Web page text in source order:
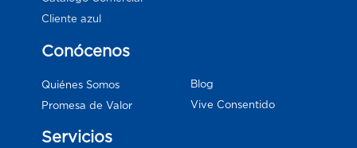
Cliente azul
Conócenos
Quiénes Somos
Promesa de Valor
Blog
Vive Consentido
Servicios